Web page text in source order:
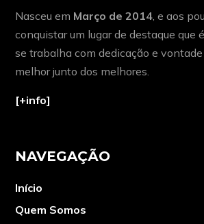
Nasceu em Março de 2014, e aos
conquistar um lugar de destaque que
se trabalha com dedicação e
melhor junto dos melhores.
[+info]
NAVEGAÇÃO
Início
Quem Somos